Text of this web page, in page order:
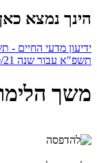
הינך נמצא
ידיעון מדעי החיים -
תשפ"א עבור שנה 2020/21
משך